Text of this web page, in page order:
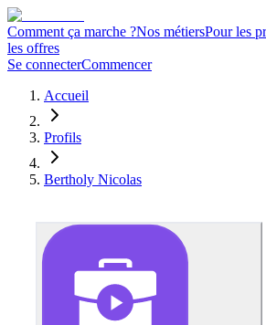
Comment ça marche ?Nos métiersPour les
les offres
Se connecterCommencer
Accueil
Profils
Bertholy Nicolas